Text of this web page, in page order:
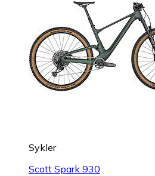
Sykler
Scott Spark 930